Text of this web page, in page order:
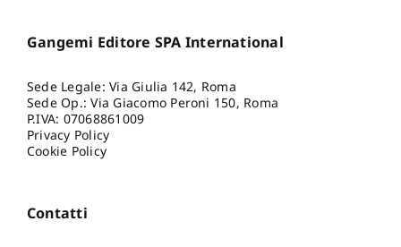
Gangemi Editore SPA International
Sede Legale: Via Giulia 142, Roma
Sede Op.: Via Giacomo Peroni 150, Roma
P.IVA: 07068861009
Privacy Policy
Cookie Policy
Contatti